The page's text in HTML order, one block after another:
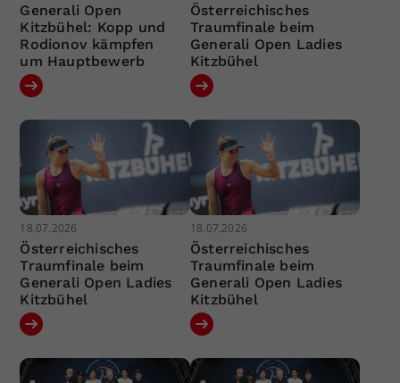
Generali Open
Kitzbühel: Kopp und
Rodionov kämpfen
um Hauptbewerb
Österreichisches
Traumfinale beim
Generali Open Ladies
Kitzbühel
18.07.2026
Österreichisches
Traumfinale beim
Generali Open Ladies
Kitzbühel
18.07.2026
Österreichisches
Traumfinale beim
Generali Open Ladies
Kitzbühel